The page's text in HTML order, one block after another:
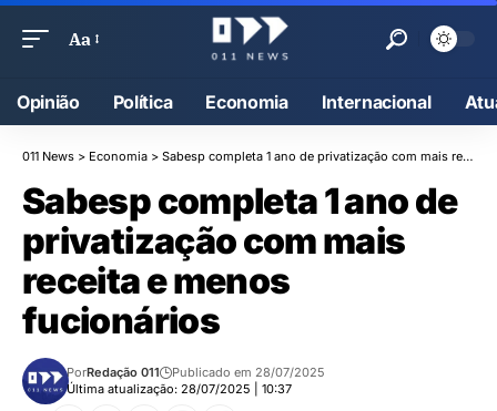
Aa
Opinião Política Economia Internacional
011 News > Economia > Sabesp completa 1 ano de privatização com mais receita e menos fucionários
Sabesp completa 1 ano de
privatização com mais
receita e menos
fucionários
Última atualização: 28/07/2025 | 10:37
PorRedação 011 Publicado em 28/07/2025